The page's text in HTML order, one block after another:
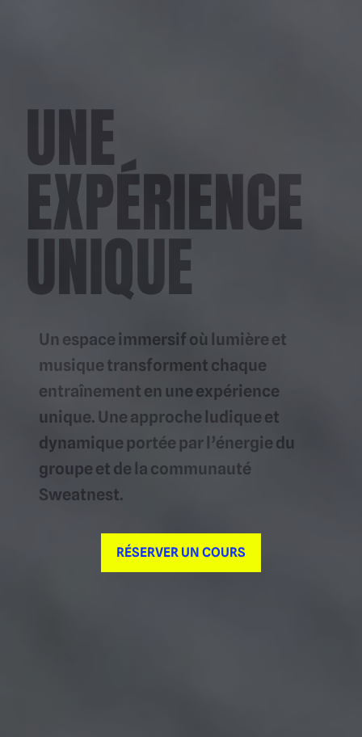
UNE
EXPÉRIENCE
UNIQUE
Un espace immersif où lumière et
musique transforment chaque
entraînement en une expérience
unique. Une approche ludique et
dynamique portée par l’énergie du
groupe et de la communauté
Sweatnest.
RÉSERVER UN COURS